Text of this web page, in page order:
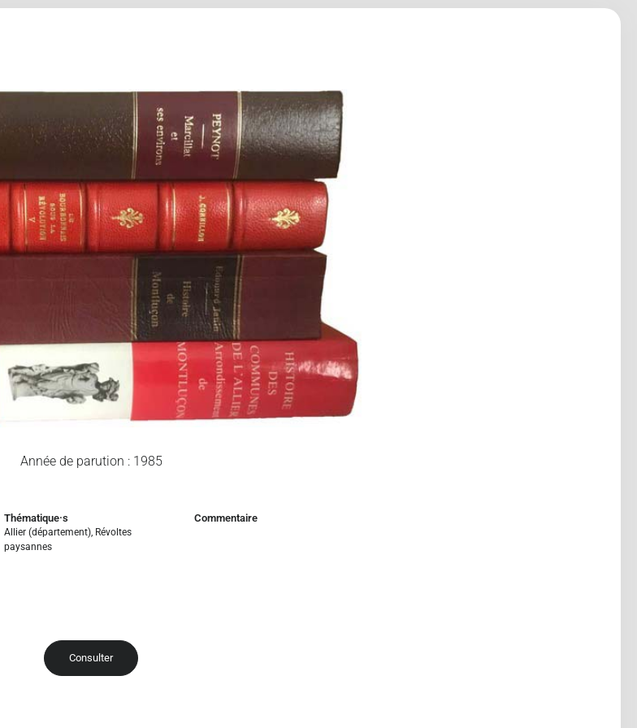
Année de parution : 1985
Thématique·s
Allier (département) Révoltes
paysannes
Commentaire
Consulter